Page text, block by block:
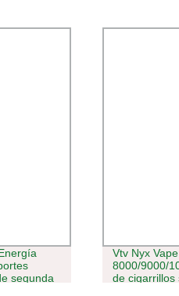
de humo
de
2024 al por
Cigarette
Xmax v3